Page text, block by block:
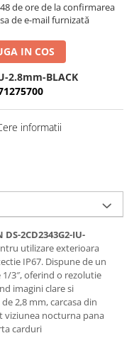
de ore de la confirmarea
de e-mail furnizată
IN COS
2.8mm-BLACK
informatii
DS-2CD2343G2-IU-
utilizare exterioara
IP67. Dispune de un
1/3″, oferind o rezolutie
imagini clare si
2,8 mm, carcasa din
viziunea nocturna pana
carduri